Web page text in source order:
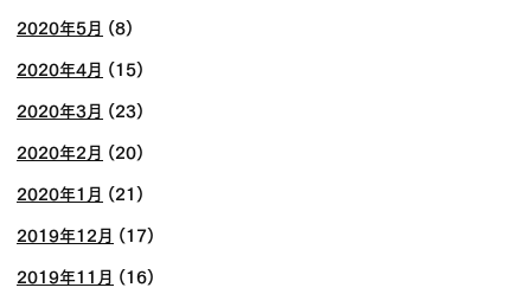
2020年5月 (8)
2020年4月 (15)
2020年3月 (23)
2020年2月 (20)
2020年1月 (21)
2019年12月 (17)
2019年11月 (16)